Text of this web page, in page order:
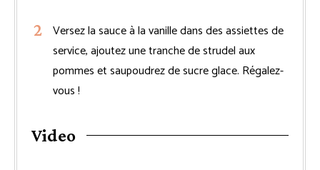
Versez la sauce à la vanille dans des assiettes de
service, ajoutez une tranche de strudel aux
pommes et saupoudrez de sucre glace. Régalez-
vous !
Video